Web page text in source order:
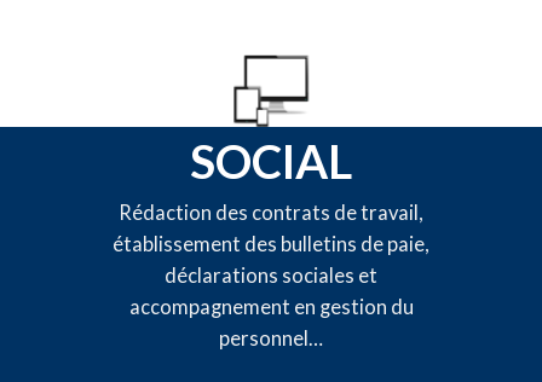
SOCIAL
Rédaction des contrats de travail,
établissement des bulletins de paie,
déclarations sociales et
accompagnement en gestion du
personnel…